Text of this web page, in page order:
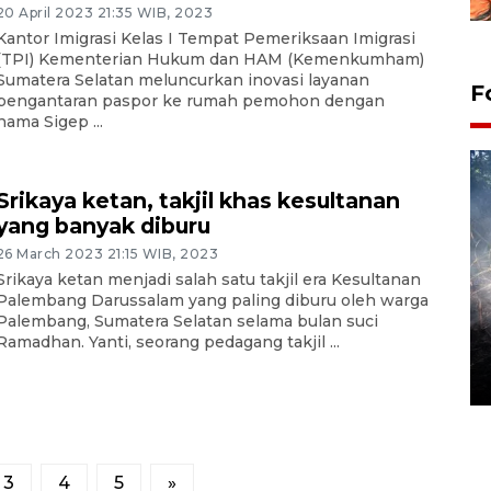
April 2023 21:35 WIB, 2023
Imigrasi Kelas I Tempat Pemeriksaan Imigrasi
Kementerian Hukum dan HAM (Kemenkumham)
Selatan meluncurkan inovasi layanan
paspor ke rumah pemohon dengan
Sigep ...
ketan, takjil khas kesultanan
banyak diburu
March 2023 21:15 WIB, 2023
ketan menjadi salah satu takjil era Kesultanan
Darussalam yang paling diburu oleh warga
Sumatera Selatan selama bulan suci
Yanti, seorang pedagang takjil ...
3 4 5 »
Alokasi anggaran untuk bibit
kopi arabika Gayo